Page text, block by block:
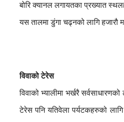
बोरि क्यानल लगायतका प्रख्यात
यस तालमा डुंगा चढ्नको लागि हजारौ
विवाको टेरेस
विवाको भ्यालीमा भर्खरै
टेरेस पनि यतिवेला पर्यटकहरुको